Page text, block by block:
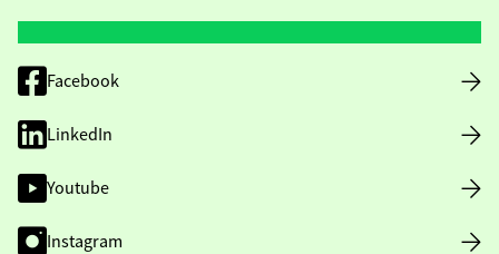
Facebook
LinkedIn
Youtube
Instagram